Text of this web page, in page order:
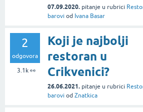
07.09.2020. pitanje u rubrici
barovi od Ivana Basar
2
odgovora
3.1k👀
Koji je najbolji
restoran u
Crikvenici?
26.06.2021. pitanje u rubrici
barovi od Znatkica